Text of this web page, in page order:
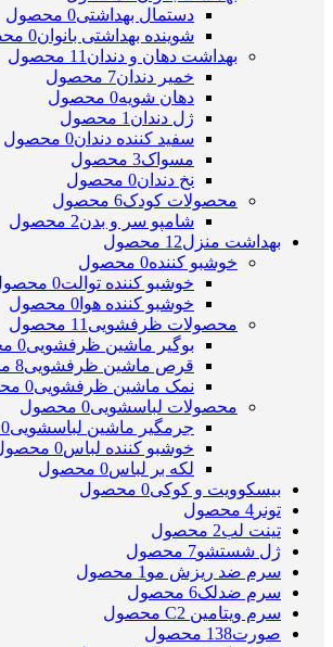
دستمال بهداشتی0 محصول
شوینده بهداشتی بانوان0 محصول
بهداشت دهان و دندان 11 محصول
خمیر دندان7 محصول
دهان شویه0 محصول
ژل دندان 1 محصول
سفید کننده دندان0 محصول
مسواک3 محصول
نخ دندان0 محصول
محصولات کودک6 محصول
شامپو سر و بدن2 محصول
بهداشت منزل12 محصول
خوشبو کننده0 محصول
خوشبو کننده توالت0 محصول
خوشبو کننده هوا 0 محصول
محصولات ظرفشویی 11 محصول
بوگیر ماشین ظرفشویی0 محصول
قرص ماشین ظرفشویی8 محصول
نمک ماشین ظرفشویی0 محصول
محصولات لباسشویی0 محصول
جرمگیر ماشین لباسشویی0 محصول
خوشبو کننده لباس0 محصول
لکه بر لباس0 محصول
بیسکوویت و کوکی0 محصول
تونر 4 محصول
تینت لب2 محصول
ژل شستشو7 محصول
سرم ضد ریزش مو 1 محصول
سرم ضدلک6 محصول
سرم ویتامین C 2 محصول
صورت138 محصول